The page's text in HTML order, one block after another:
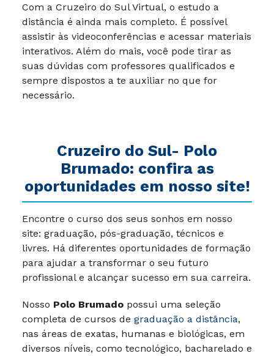
Com a Cruzeiro do Sul Virtual, o estudo a
distância é ainda mais completo. É possível
assistir às videoconferências e acessar materiais
interativos. Além do mais, você pode tirar as
suas dúvidas com professores qualificados e
sempre dispostos a te auxiliar no que for
necessário.
Cruzeiro do Sul- Polo
Brumado: confira as
oportunidades em nosso site!
Encontre o curso dos seus sonhos em nosso
site: graduação, pós-graduação, técnicos e
livres. Há diferentes oportunidades de formação
para ajudar a transformar o seu futuro
profissional e alcançar sucesso em sua carreira.
Nosso Polo Brumado possui uma seleção
completa de cursos de graduação a distância,
nas áreas de exatas, humanas e biológicas, em
diversos níveis, como tecnológico, bacharelado e